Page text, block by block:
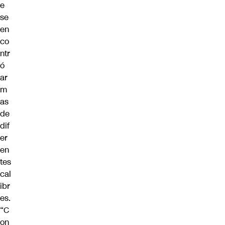
e
se
en
co
ntr
ó
ar
m
as
de
dif
er
en
tes
cal
ibr
es.
“C
on